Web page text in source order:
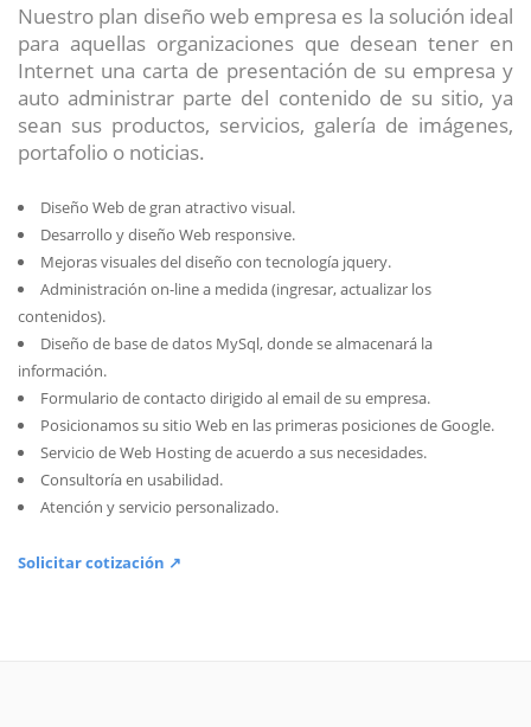
Nuestro plan diseño web empresa es la solución ideal
para aquellas organizaciones que desean tener en
Internet una carta de presentación de su empresa y
auto administrar parte del contenido de su sitio, ya
sean sus productos, servicios, galería de imágenes,
portafolio o noticias.
Diseño Web de gran atractivo visual.
Desarrollo y diseño Web responsive.
Mejoras visuales del diseño con tecnología jquery.
Administración on-line a medida (ingresar, actualizar los
contenidos).
Diseño de base de datos MySql, donde se almacenará la
información.
Formulario de contacto dirigido al email de su empresa.
Posicionamos su sitio Web en las primeras posiciones de Google.
Servicio de Web Hosting de acuerdo a sus necesidades.
Consultoría en usabilidad.
Atención y servicio personalizado.
Solicitar cotización ↗